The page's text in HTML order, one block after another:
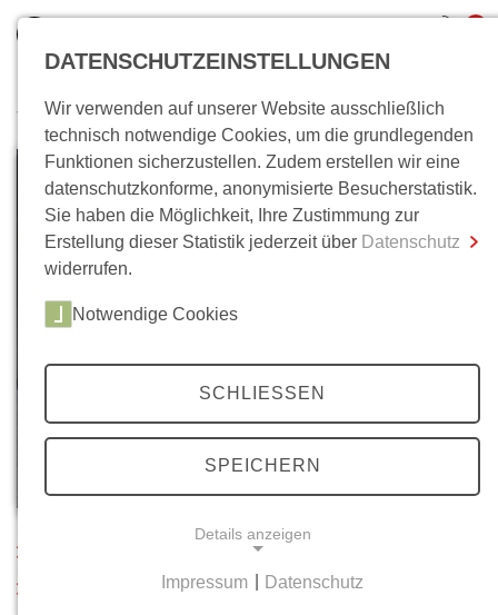
inkl. MwSt.
0,00 €
Zum Warenkorb Zur Kasse
Wo bin ich?
Inhaltsverzeichnis
DATENSCHUTZEINSTELLUNGEN
Wir verwenden auf unserer Website ausschließlich
technisch notwendige Cookies, um die grundlegenden
Funktionen sicherzustellen. Zudem erstellen wir eine
datenschutzkonforme, anonymisierte Besucherstatistik.
Sie haben die Möglichkeit, Ihre Zustimmung zur
Erstellung dieser Statistik jederzeit über Datenschutz
widerrufen.
Notwendige Cookies
SCHLIESSEN
SPEICHERN
Details anzeigen
Impressum Datenschutz